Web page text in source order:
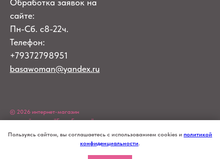
Пользуясь сайтом, вы соглашаетесь с использованием cookies и политикой
конфиденциальности.
Обработка заявок на
сайте:
Пн-Сб. с8-22ч.
Телефон:
+79372798951
basawoman@yandex.ru
© 2026 интернет-магазин
женской одежды "Баса Барыня"
ИНН 920152039289